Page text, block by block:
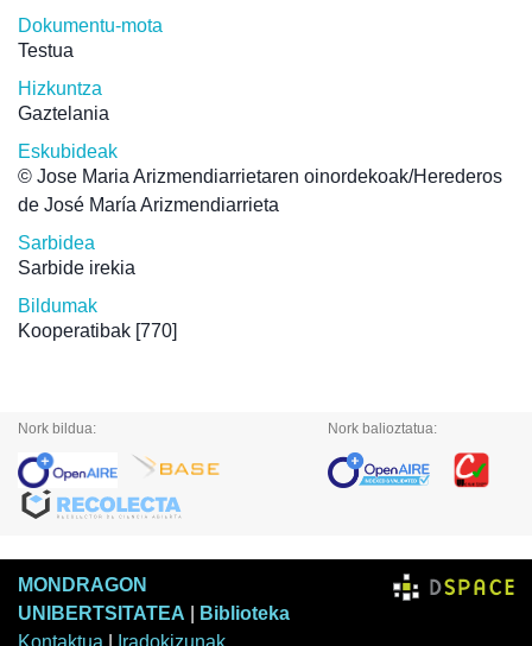
Dokumentu-mota
Testua
Hizkuntza
Gaztelania
Eskubideak
© Jose Maria Arizmendiarrietaren oinordekoak/Herederos
de José María Arizmendiarrieta
Sarbidea
Sarbide irekia
Bildumak
Kooperatibak [770]
Nork bildua: Nork balioztatua:
MONDRAGON
UNIBERTSITATEA
Biblioteka